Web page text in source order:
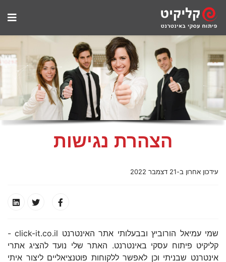
הצהרת נגישות
עידכון אחרון ב-21 דצמבר 2022
שמי עמיאל הורוביץ ובבעלותי אתר האינטרנט click-it.co.il -
קליקיט פיתוח עסקי באינטרנט. האתר שלי נועד להציג אתרי
אינטרנט שבניתי וכן לאפשר ללקוחות פוטנציאליים ליצור איתי